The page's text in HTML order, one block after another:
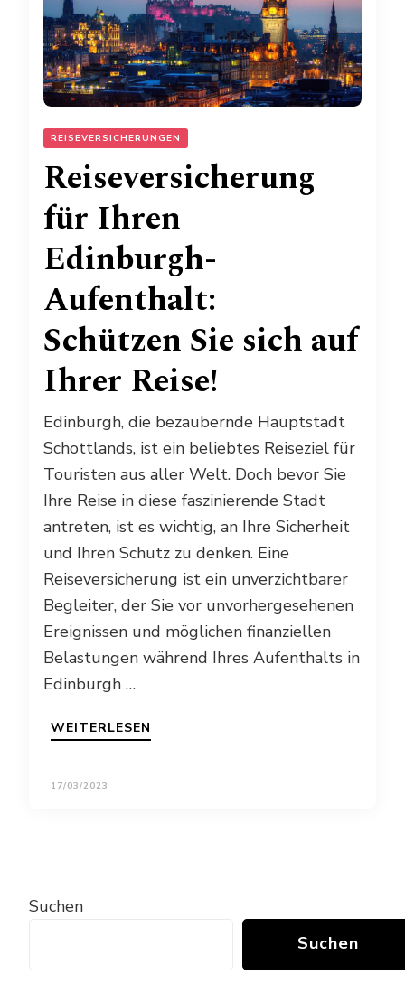
REISEVERSICHERUNGEN
Reiseversicherung
für Ihren
Edinburgh-
Aufenthalt:
Schützen Sie sich auf
Ihrer Reise!
Edinburgh, die bezaubernde Hauptstadt
Schottlands, ist ein beliebtes Reiseziel für
Touristen aus aller Welt. Doch bevor Sie
Ihre Reise in diese faszinierende Stadt
antreten, ist es wichtig, an Ihre Sicherheit
und Ihren Schutz zu denken. Eine
Reiseversicherung ist ein unverzichtbarer
Begleiter, der Sie vor unvorhergesehenen
Ereignissen und möglichen finanziellen
Belastungen während Ihres Aufenthalts in
Edinburgh …
WEITERLESEN
17/03/2023
Suchen
Suchen